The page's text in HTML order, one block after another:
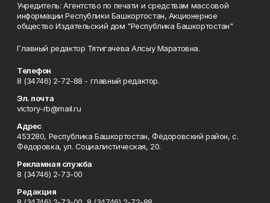
Учредитель: Агентство по печати и средствам массовой
информации Республики Башкортостан, Акционерное
общество Издательский дом "Республика Башкортостан"
Главный редактор Тятигачева Алсыу Маратовна.
Телефон
8 (34746) 2-72-88 - главный редактор.
Эл. почта
victory-rb@mail.ru
Адрес
453280, Республика Башкортостан, Фёдоровский район, с.
Фёдоровка, ул. Социалистическая, 20.
Рекламная служба
8 (34746) 2-73-00
Редакция